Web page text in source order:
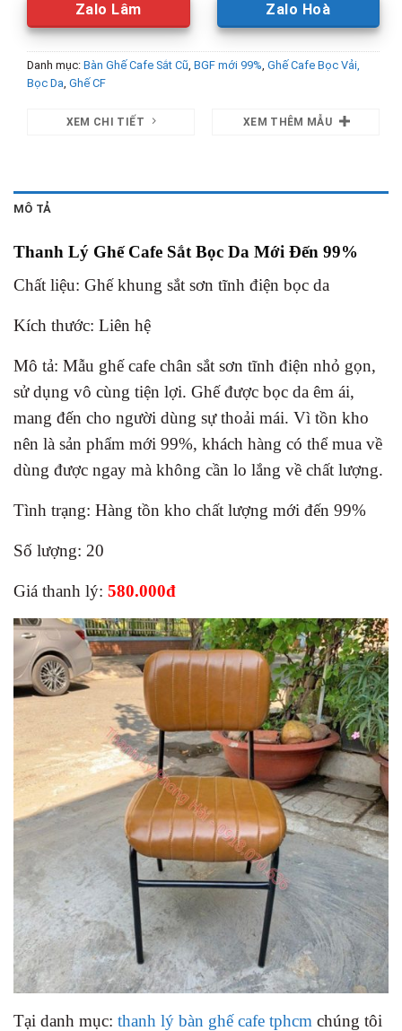
Zalo Lâm Zalo Hoà
Danh mục: Bàn Ghế Cafe Sắt Cũ, BGF mới 99%, Ghế Cafe Bọc Vải,
Bọc Da, Ghế CF
XEM CHI TIẾT XEM THÊM MẪU
MÔ TẢ
Thanh Lý Ghế Cafe Sắt Bọc Da Mới Đến 99%
Chất liệu: Ghế khung sắt sơn tĩnh điện bọc da
Kích thước: Liên hệ
Mô tả: Mẫu ghế cafe chân sắt sơn tĩnh điện nhỏ gọn,
sử dụng vô cùng tiện lợi. Ghế được bọc da êm ái,
mang đến cho người dùng sự thoải mái. Vì tồn kho
nên là sản phẩm mới 99%, khách hàng có thể mua về
dùng được ngay mà không cần lo lắng về chất lượng.
Tình trạng: Hàng tồn kho chất lượng mới đến 99%
Số lượng: 20
Giá thanh lý: 580.000đ
Tại danh mục: thanh lý bàn ghế cafe tphcm chúng tôi